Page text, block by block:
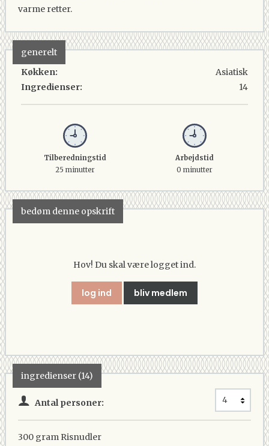
varme retter.
generelt
Køkken:
Ingredienser:
Asiatisk
14
Tilberedningstid
25 minutter
Arbejdstid
0 minutter
bedøm denne opskrift
Hov! Du skal være logget ind.
log ind bliv medlem
ingredienser (14)
Antal personer:
300 gram Risnudler